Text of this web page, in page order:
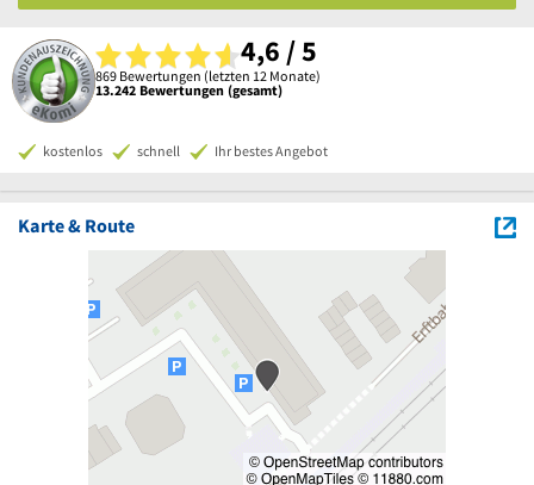
4,6 / 5
869 Bewertungen (letzten 12 Monate)
13.242 Bewertungen (gesamt)
kostenlos schnell Ihr bestes Angebot
Karte & Route